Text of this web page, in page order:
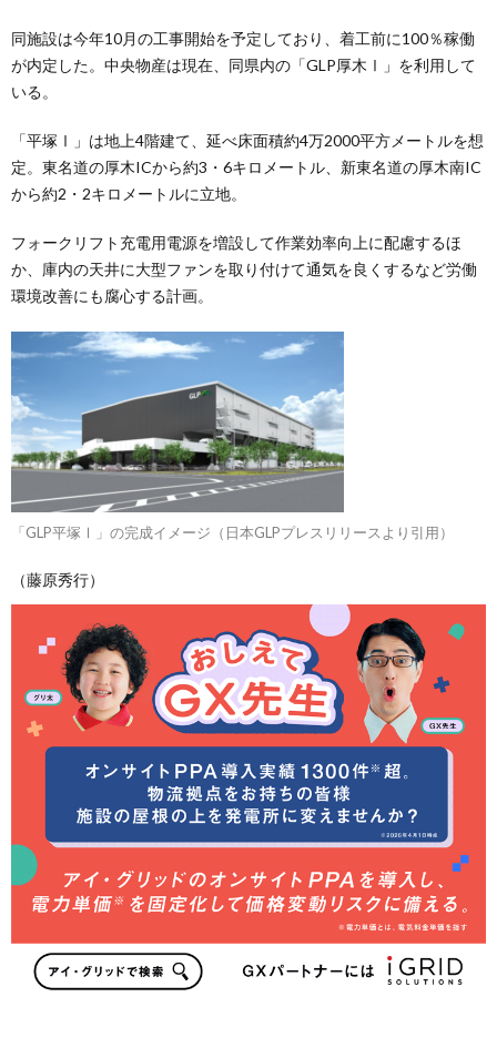
同施設は今年10月の工事開始を予定しており、着工前に100％稼働
が内定した。中央物産は現在、同県内の「GLP厚木Ⅰ」を利用して
いる。
「平塚Ⅰ」は地上4階建て、延べ床面積約4万2000平方メートルを想
定。東名道の厚木ICから約3・6キロメートル、新東名道の厚木南IC
から約2・2キロメートルに立地。
フォークリフト充電用電源を増設して作業効率向上に配慮するほ
か、庫内の天井に大型ファンを取り付けて通気を良くするなど労働
環境改善にも腐心する計画。
「GLP平塚Ⅰ」の完成イメージ（日本GLPプレスリリースより引用）
（藤原秀行）